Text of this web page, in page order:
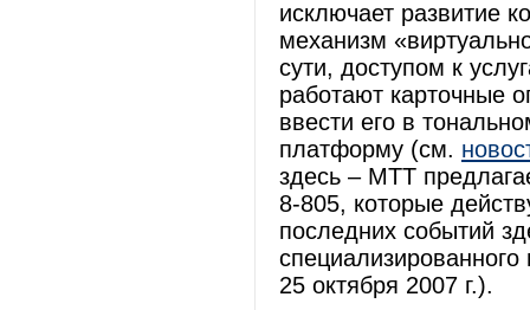
исключает развитие
механизм
сути, доступом к
работают карточные
ввести его в
платформу (см.
здесь – МТТ
8-805, которые
последних событий
25 октября 2007 г.).